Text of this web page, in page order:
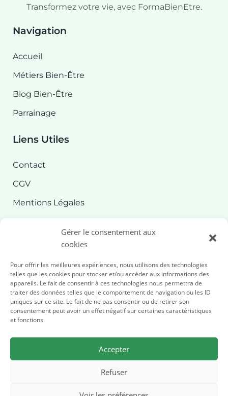
Gérer le consentement aux
cookies
Pour offrir les meilleures expériences, nous utilisons des technologies
telles que les cookies pour stocker et/ou accéder aux informations des
appareils. Le fait de consentir à ces technologies nous permettra de
traiter des données telles que le comportement de navigation ou les ID
uniques sur ce site. Le fait de ne pas consentir ou de retirer son
consentement peut avoir un effet négatif sur certaines caractéristiques
et fonctions.
Accepter
Refuser
Transformez votre vie, avec FormaBienEtre.
Navigation
Accueil
Métiers Bien-Être
Blog Bien-Être
Parrainage
Liens Utiles
Contact
CGV
Mentions Légales
Confidentialité
Politique de cookies
Nous contacter
contact@formabienetre.com
‪+33 9 70 44 45 45‬